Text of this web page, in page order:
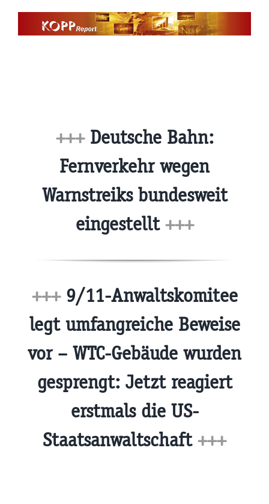
+++ Deutsche Bahn:
Fernverkehr wegen
Warnstreiks bundesweit
eingestellt +++
+++ 9/11-Anwaltskomitee
legt umfangreiche Beweise
vor – WTC-Gebäude wurden
gesprengt: Jetzt reagiert
erstmals die US-
Staatsanwaltschaft +++